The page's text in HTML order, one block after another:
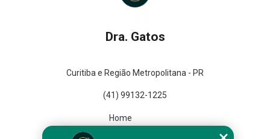
Dra. Gatos
Curitiba e Região Metropolitana - PR
(41) 99132-1225
Home